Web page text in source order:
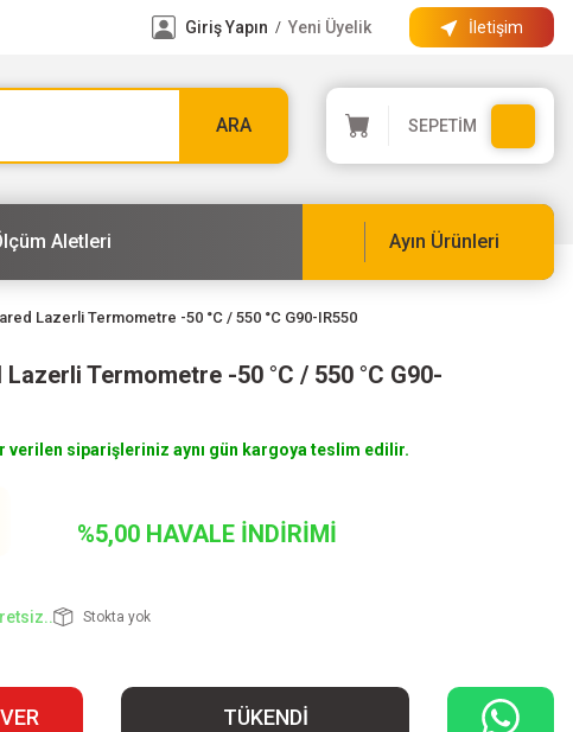
Giriş Yapın / Yeni Üyelik İletişim
ARA SEPETİM
Aletleri Ayın Ürünleri
Lazerli Termometre -50 °C / 550 °C G90-IR550
Termometre -50 °C / 550 °C G90-
verilen siparişleriniz aynı gün kargoya teslim edilir.
%5,00 HAVALE İNDİRİMİ
Stokta yok
TÜKENDİ